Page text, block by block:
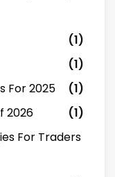
(1)
(1)
For 2025
(1)
2026
(1)
For Traders